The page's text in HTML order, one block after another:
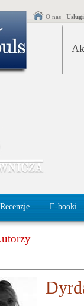
O nas
Recenzje E-booki